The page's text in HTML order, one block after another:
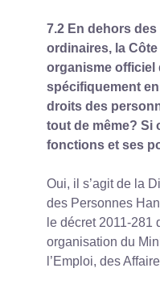
7.2 En dehors
ordinaires, la
organisme officiel
spécifiquement
droits des
tout de même? Si
fonctions et ses
Oui, il s’agit de la
des Personnes
le décret 2011-281
organisation du
l’Emploi, des